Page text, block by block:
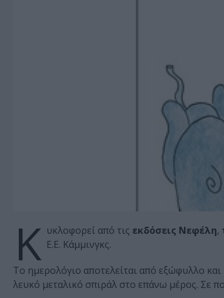
Κ υκλοφορεί από τις εκδόσεις Νεφέλη,
Ε.Ε. Κάμμινγκς.
Το ημερολόγιο αποτελείται από εξώφυλλο
λευκό μεταλικό σπιράλ στο επάνω μέρος. Σε